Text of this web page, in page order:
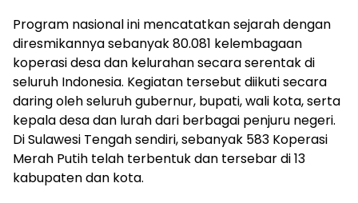
Program nasional ini mencatatkan sejarah dengan
diresmikannya sebanyak 80.081 kelembagaan
koperasi desa dan kelurahan secara serentak di
seluruh Indonesia. Kegiatan tersebut diikuti secara
daring oleh seluruh gubernur, bupati, wali kota, serta
kepala desa dan lurah dari berbagai penjuru negeri.
Di Sulawesi Tengah sendiri, sebanyak 583 Koperasi
Merah Putih telah terbentuk dan tersebar di 13
kabupaten dan kota.